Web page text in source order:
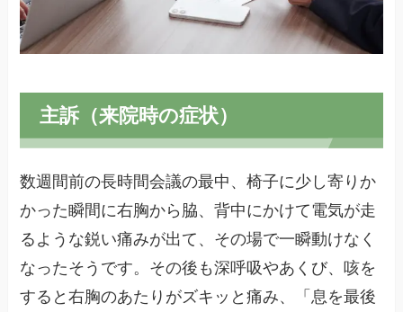
主訴（来院時の症状）
数週間前の長時間会議の最中、椅子に少し寄りか
かった瞬間に右胸から脇、背中にかけて電気が走
るような鋭い痛みが出て、その場で一瞬動けなく
なったそうです。その後も深呼吸やあくび、咳を
すると右胸のあたりがズキッと痛み、「息を最後